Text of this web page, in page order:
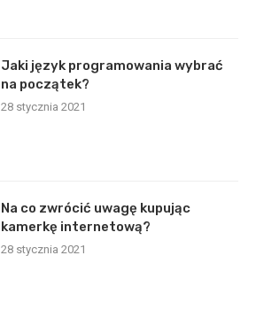
Jaki język programowania wybrać
na początek?
28 stycznia 2021
Na co zwrócić uwagę kupując
kamerkę internetową?
28 stycznia 2021